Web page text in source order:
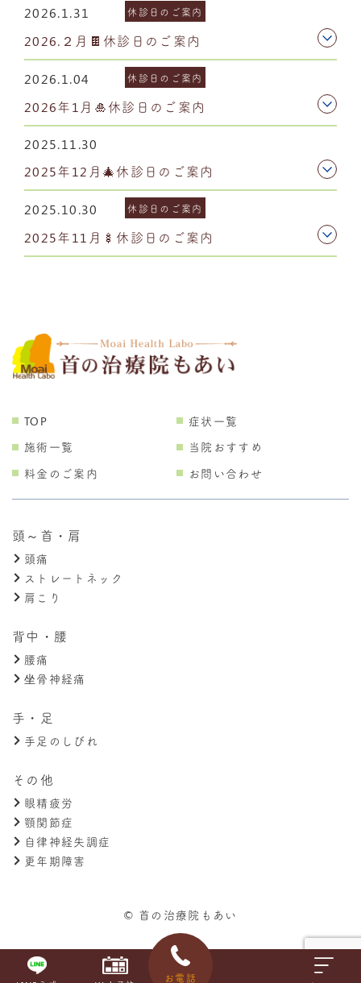
お電話
2026.1.31 休診日のご案内
2026.２月🍫休診日のご案内
2026.1.04 休診日のご案内
2026年1月🎍休診日のご案内
2025.11.30
2025年12月🎄休診日のご案内
2025.10.30 休診日のご案内
2025年11月🍢休診日のご案内
TOP
症状一覧
施術一覧
当院おすすめ
料金のご案内
お問い合わせ
頭～首・肩
頭痛
ストレートネック
肩こり
背中・腰
腰痛
坐骨神経痛
手・足
手足のしびれ
その他
眼精疲労
顎関節症
自律神経失調症
更年期障害
© 首の治療院もあい